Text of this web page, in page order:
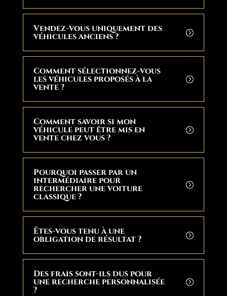
Vendez-vous uniquement des
véhicules anciens ?
Comment sélectionnez-vous
les véhicules proposés à la
vente ?
Comment savoir si mon
véhicule peut être mis en
vente chez vous ?
Pourquoi passer par un
intermédiaire pour
rechercher une voiture
classique ?
Êtes-vous tenu à une
obligation de résultat ?
Des frais sont-ils dus pour
une recherche personnalisée
?